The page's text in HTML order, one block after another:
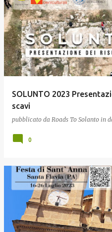
SOLUNTO 2023
scavi
pubblicato da Roads To Solanto in
0